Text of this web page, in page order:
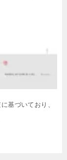
基づいており、